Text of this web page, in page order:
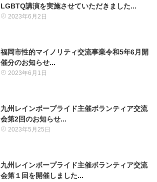
LGBTQ講演を実施させていただきました...
2023年6月2日
福岡市性的マイノリティ交流事業令和5年6月開
催分のお知らせ...
2023年6月1日
九州レインボープライド主催ボランティア交流
会第2回のお知らせ...
2023年5月25日
九州レインボープライド主催ボランティア交流
会第１回を開催しました...